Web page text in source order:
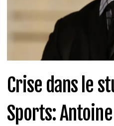
Crise dans le
Sports: Antoine